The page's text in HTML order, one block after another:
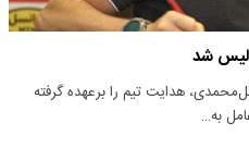
شد
هدایت تیم را برعهده گرفته‌
به…